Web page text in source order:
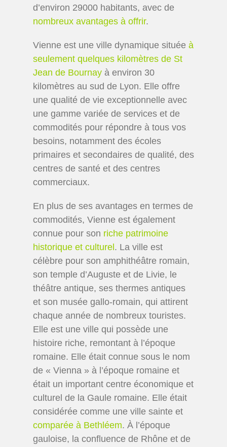
d’environ 29000 habitants, avec de
nombreux avantages à offrir.
Vienne est une ville dynamique située à
seulement quelques kilomètres de St
Jean de Bournayà environ 30
kilomètres au sud de Lyon. Elle offre
une qualité de vie exceptionnelle avec
une gamme variée de services et de
commodités pour répondre à tous vos
besoins, notamment des écoles
primaires et secondaires de qualité, des
centres de santé et des centres
commerciaux.
En plus de ses avantages en termes de
commodités, Vienne est également
connue pour son riche patrimoine
historique et culturel . La ville est
célèbre pour son amphithéâtre romain,
son temple d’Auguste et de Livie, le
théâtre antique, ses thermes antiques
et son musée gallo-romain, qui attirent
chaque année de nombreux touristes.
Elle est une ville qui possède une
histoire riche, remontant à l’époque
romaine. Elle était connue sous le nom
de « Vienna » à l’époque romaine et
était un important centre économique et
culturel de la Gaule romaine. Elle était
considérée comme une ville sainte et
comparée à Bethléem. À l’époque
gauloise, la confluence de Rhône et de